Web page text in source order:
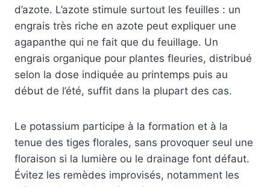
d’azote. L’azote stimule surtout les feuilles : un
engrais très riche en azote peut expliquer une
agapanthe qui ne fait que du feuillage. Un
engrais organique pour plantes fleuries, distribué
selon la dose indiquée au printemps puis au
début de l’été, suffit dans la plupart des cas.
Le potassium participe à la formation et à la
tenue des tiges florales, sans provoquer seul une
floraison si la lumière ou le drainage font défaut.
Évitez les remèdes improvisés, notamment les